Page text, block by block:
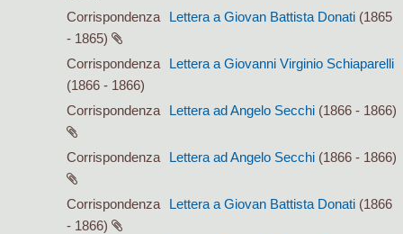
Corrispondenza
Lettera a Giovan Battista Donati (1865
- 1865)
Corrispondenza
Lettera a Giovanni Virginio Schiaparelli
(1866 - 1866)
Corrispondenza
Lettera ad Angelo Secchi (1866 - 1866)
Corrispondenza Lettera ad Angelo Secchi (1866 - 1866)
Corrispondenza Lettera a Giovan Battista Donati (1866
- 1866)